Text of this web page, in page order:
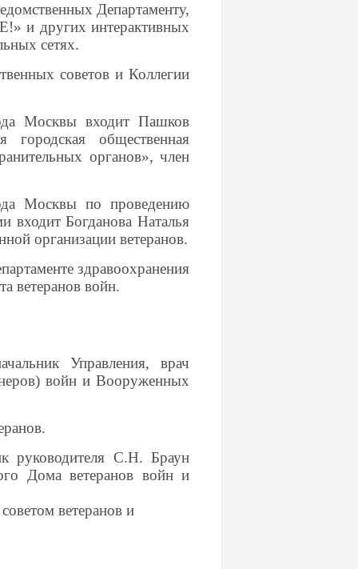
Департаменту,
и других интерактивных
сетях.
советов и Коллегии
Москвы входит Пашков
городская общественная
органов», член
Москвы по проведению
входит Богданова Наталья
организации ветеранов.
здравоохранения
ветеранов войн.
Управления, врач
войн и Вооруженных
руководителя С.Н. Браун
Дома ветеранов войн и
ветеранов и